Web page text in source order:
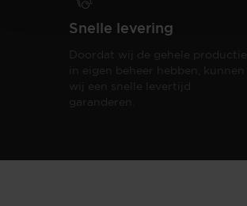
Snelle levering
Doordat wij de gehele productie
in eigen beheer hebben, kunnen
wij een snelle levertijd
garanderen.